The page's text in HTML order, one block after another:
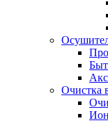
Очистка